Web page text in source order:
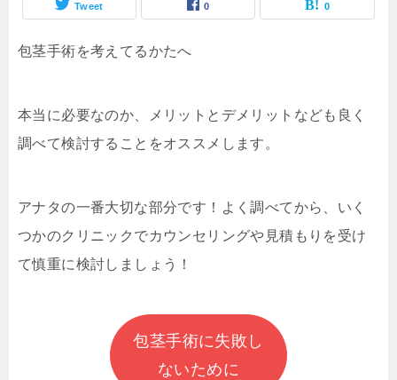
Tweet 0 0
包茎手術を考えてるかたへ
本当に必要なのか、メリットとデメリットなども良く
調べて検討することをオススメします。
アナタの一番大切な部分です！よく調べてから、いく
つかのクリニックでカウンセリングや見積もりを受け
て慎重に検討しましょう！
包茎手術に失敗し
ないために